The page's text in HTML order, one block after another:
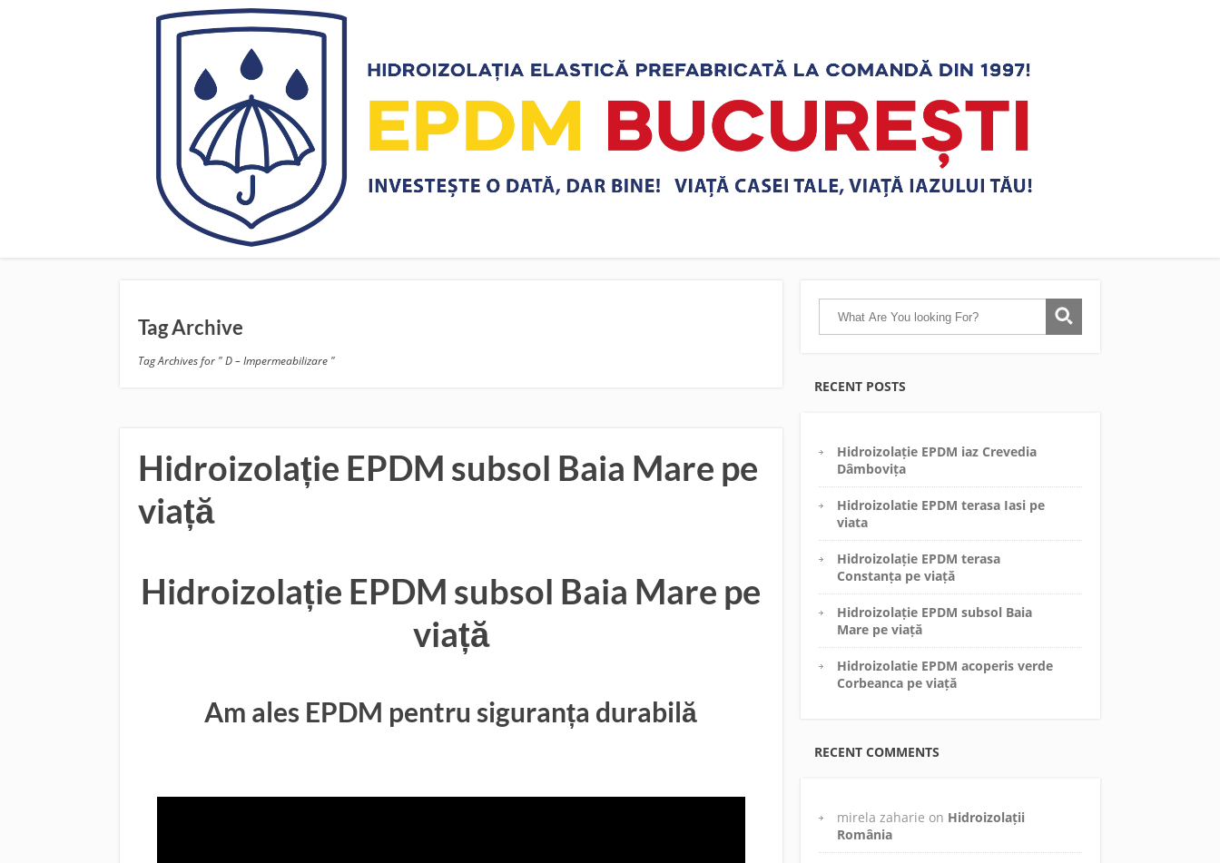
Tag Archive
Tag Archives for " D – Impermeabilizare "
Hidroizolație EPDM subsol Baia Mare pe
viață
Hidroizolație EPDM subsol Baia Mare pe
viață
Am ales EPDM pentru siguranța durabilă
RECENT POSTS
Hidroizolație EPDM iaz Crevedia
Dâmbovița
Hidroizolatie EPDM terasa Iasi pe
viata
Hidroizolație EPDM terasa
Constanța pe viață
Hidroizolație EPDM subsol Baia
Mare pe viață
Hidroizolatie EPDM acoperis verde
Corbeanca pe viață
RECENT COMMENTS
mirela zaharie on Hidroizolații
România